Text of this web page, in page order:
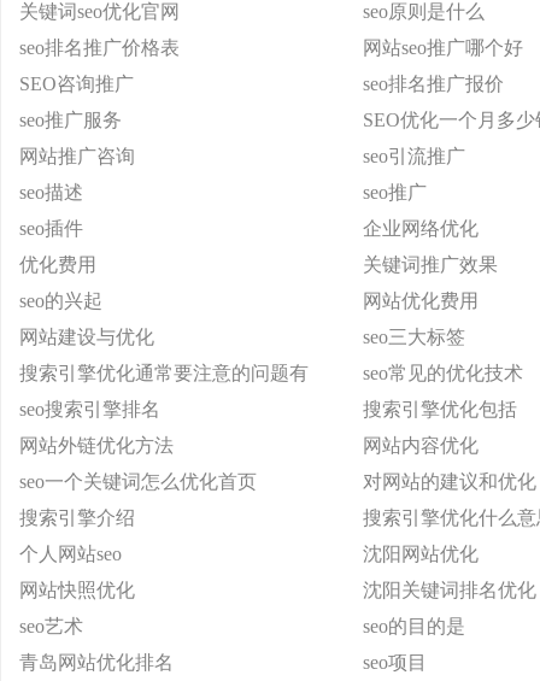
关键词seo优化官网
seo原则是什么
seo排名推广价格表
网站seo推广哪个好
SEO咨询推广
seo排名推广报价
seo推广服务
SEO优化一个月多少
网站推广咨询
seo引流推广
seo描述
seo推广
seo插件
企业网络优化
优化费用
关键词推广效果
seo的兴起
网站优化费用
网站建设与优化
seo三大标签
搜索引擎优化通常要注意的问题有
seo常见的优化技术
seo搜索引擎排名
搜索引擎优化包括
网站外链优化方法
网站内容优化
seo一个关键词怎么优化首页
对网站的建议和优化
搜索引擎介绍
搜索引擎优化什么意
个人网站seo
沈阳网站优化
网站快照优化
沈阳关键词排名优化
seo艺术
seo的目的是
青岛网站优化排名
seo项目